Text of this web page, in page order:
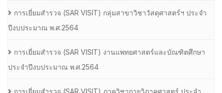
การเยี่ยมสํารวจ (SAR VISIT) กลุ่มสาขาวิชาวัสดุศาสตร์ฯ ประจํา
ปีงบประมาณ พ.ศ.2564
การเยี่ยมสํารวจ (SAR VISIT) งานแพทยศาสตร์และบัณฑิตศึกษา
ประจําปีงบประมาณ พ.ศ.2564
การเยี่ยมสํารวจ (SAR VISIT) ภาควิชากายวิภาคศาสตร์ ประจํา